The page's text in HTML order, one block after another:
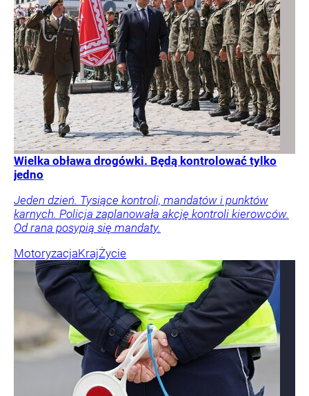
Wielka obława drogówki. Będą kontrolować tylko
jedno
Jeden dzień. Tysiące kontroli, mandatów i punktów
karnych. Policja zaplanowała akcję kontroli kierowców.
Od rana posypią się mandaty.
MotoryzacjaKrajŻycie